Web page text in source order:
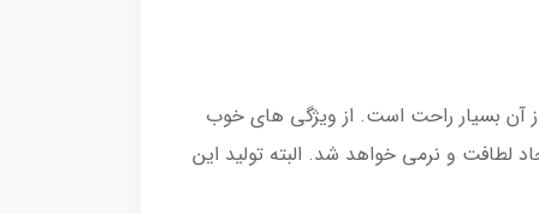
آن بسیار راحت است. از ویژگی های خوب
و نرمی خواهد شد. البته تولید این